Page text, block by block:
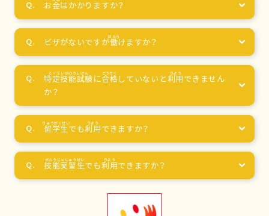
お金はかかりますか？
ビザがないですが働けますか？
特定技能試験に合格 していないと利用 できません
か？
留学生でも利用 できますか？
技能実習生でも利用できますか？